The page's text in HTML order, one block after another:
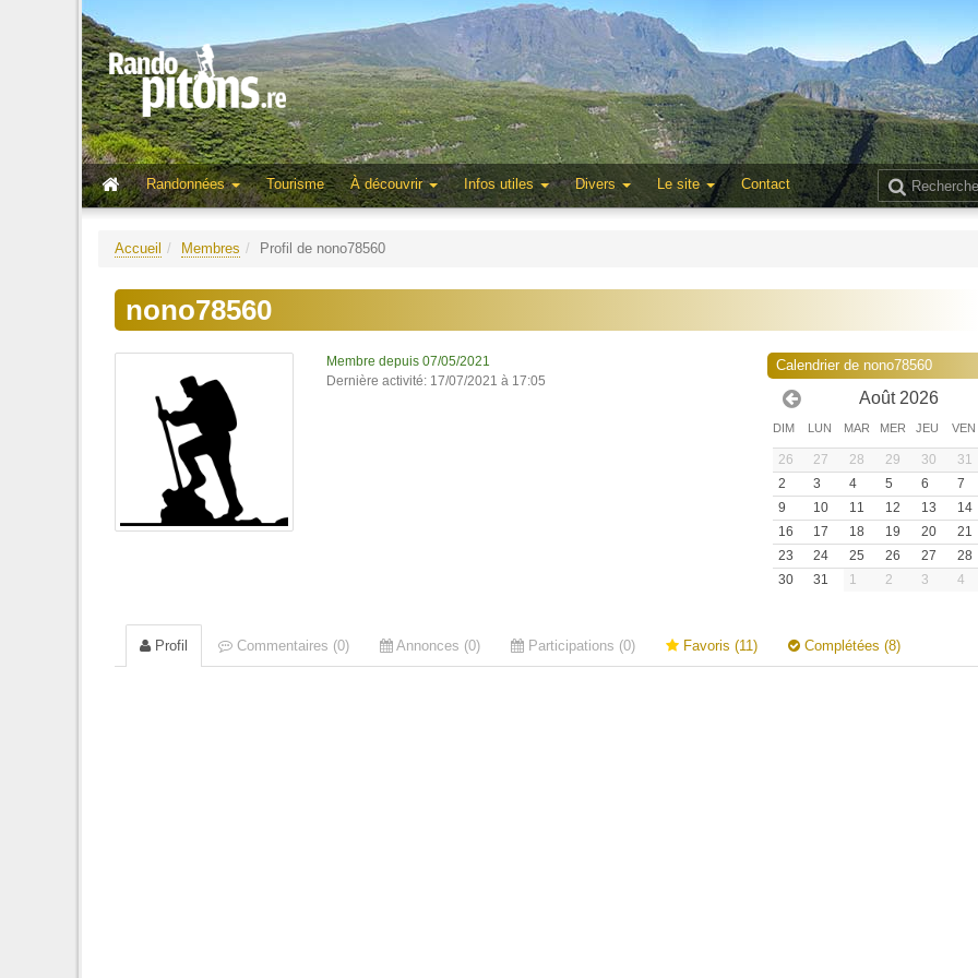
Randonnées
Tourisme À découvrir Infos utiles Divers Le site Contact
Accueil Membres Profil de nono78560
nono78560
Membre depuis 07/05/2021
Dernière activité: 17/07/2021 à 17:05
Calendrier de nono78560
Août 2026
DIM LUN MAR MER JEU VEN
26 27 28 29 30 31
2
3 4 5 6 7
9
10 11 12 13 14
16
17 18 19 20 21
23
24 25 26 27 28
30
31 1 2 3 4
Profil Commentaires (0) Annonces (0) Participations (0) Favoris (11) Complétées (8)